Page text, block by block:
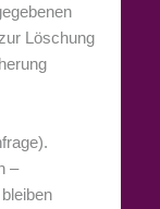
Löschung
–